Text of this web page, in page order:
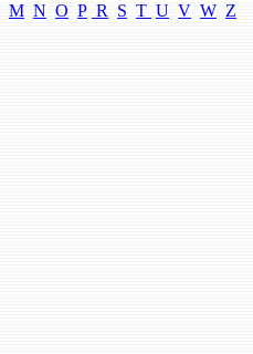
M N O P R S T U V W Z